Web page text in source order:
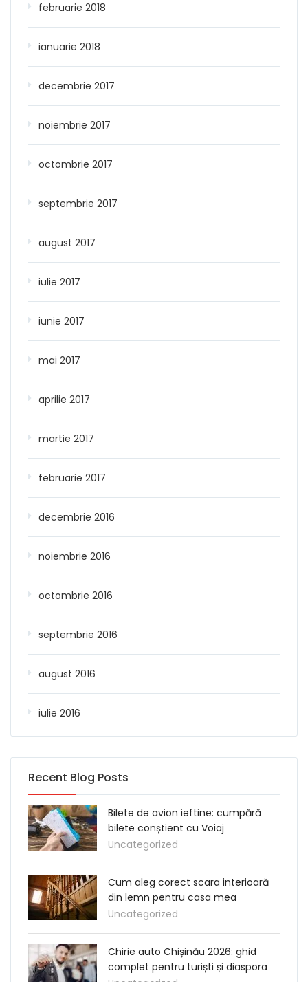
februarie 2018
ianuarie 2018
decembrie 2017
noiembrie 2017
octombrie 2017
septembrie 2017
august 2017
iulie 2017
iunie 2017
mai 2017
aprilie 2017
martie 2017
februarie 2017
decembrie 2016
noiembrie 2016
octombrie 2016
septembrie 2016
august 2016
iulie 2016
Recent Blog Posts
Bilete de avion ieftine: cumpără
bilete conștient cu Voiaj
Uncategorized
Cum aleg corect scara interioară
din lemn pentru casa mea
Uncategorized
Chirie auto Chișinău 2026: ghid
complet pentru turiști și diaspora